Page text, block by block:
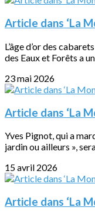
Article dans ‘La
L’âge d’or des
des Eaux et Forêts a
23 mai 2026
Article dans ‘La
Yves Pignot, qui a
jardin ou ailleurs »,
15 avril 2026
Article dans ‘La